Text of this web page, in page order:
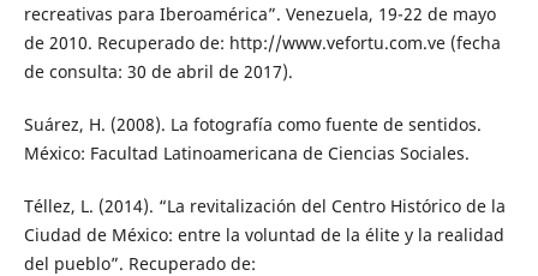
recreativas para Iberoamérica”. Venezuela, 19-22 de mayo
de 2010. Recuperado de: http://www.vefortu.com.ve (fecha
de consulta: 30 de abril de 2017).
Suárez, H. (2008). La fotografía como fuente de sentidos.
México: Facultad Latinoamericana de Ciencias Sociales.
Téllez, L. (2014). “La revitalización del Centro Histórico de la
Ciudad de México: entre la voluntad de la élite y la realidad
del pueblo”. Recuperado de: